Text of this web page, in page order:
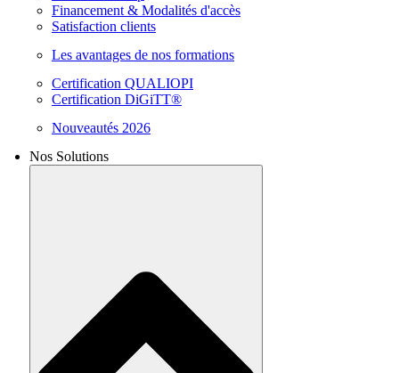
Financement & Modalités d'accès
Satisfaction clients
Les avantages de nos formations
Certification QUALIOPI
Certification DiGiTT®
Nouveautés 2026
Nos Solutions